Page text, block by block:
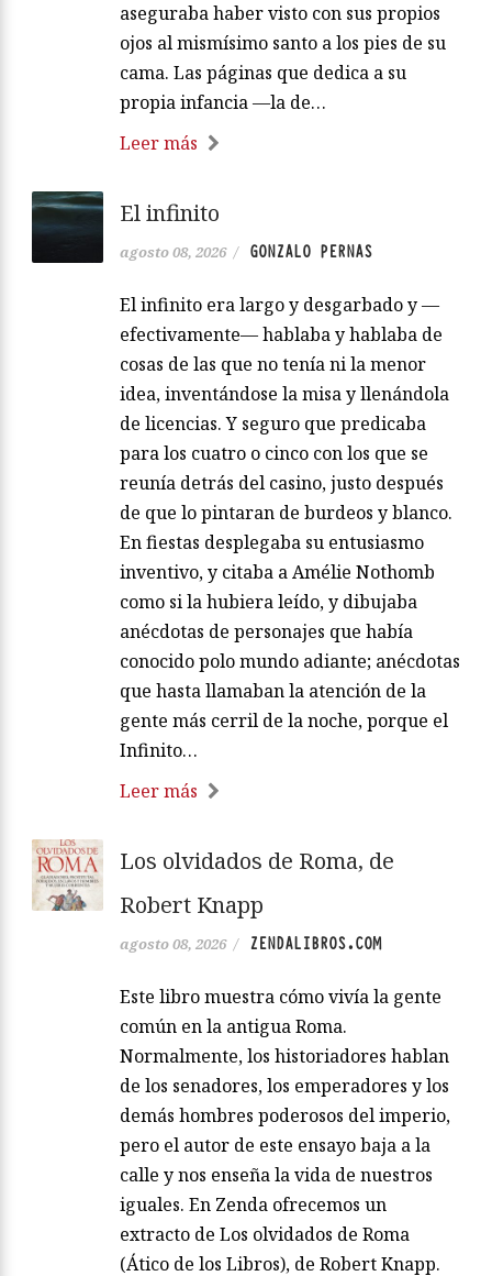
aseguraba haber visto con sus propios
ojos al mismísimo santo a los pies de su
cama. Las páginas que dedica a su
propia infancia —la de…
Leer más
El infinito
agosto 08, 2026 / GONZALO PERNAS
El infinito era largo y desgarbado y —
efectivamente— hablaba y hablaba de
cosas de las que no tenía ni la menor
idea, inventándose la misa y llenándola
de licencias. Y seguro que predicaba
para los cuatro o cinco con los que se
reunía detrás del casino, justo después
de que lo pintaran de burdeos y blanco.
En fiestas desplegaba su entusiasmo
inventivo, y citaba a Amélie Nothomb
como si la hubiera leído, y dibujaba
anécdotas de personajes que había
conocido polo mundo adiante; anécdotas
que hasta llamaban la atención de la
gente más cerril de la noche, porque el
Infinito…
Leer más
Los olvidados de Roma, de
Robert Knapp
agosto 08, 2026 / ZENDALIBROS.COM
Este libro muestra cómo vivía la gente
común en la antigua Roma.
Normalmente, los historiadores hablan
de los senadores, los emperadores y los
demás hombres poderosos del imperio,
pero el autor de este ensayo baja a la
calle y nos enseña la vida de nuestros
iguales. En Zenda ofrecemos un
extracto de Los olvidados de Roma
(Ático de los Libros), de Robert Knapp.